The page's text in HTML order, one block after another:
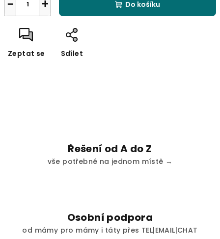
+
− Do košíku
Zeptat se Sdílet
Řešení od A do Z
vše potřebné na jednom místě →
Osobní podpora
od mámy pro mámy i táty přes TEL|EMAIL|CHAT